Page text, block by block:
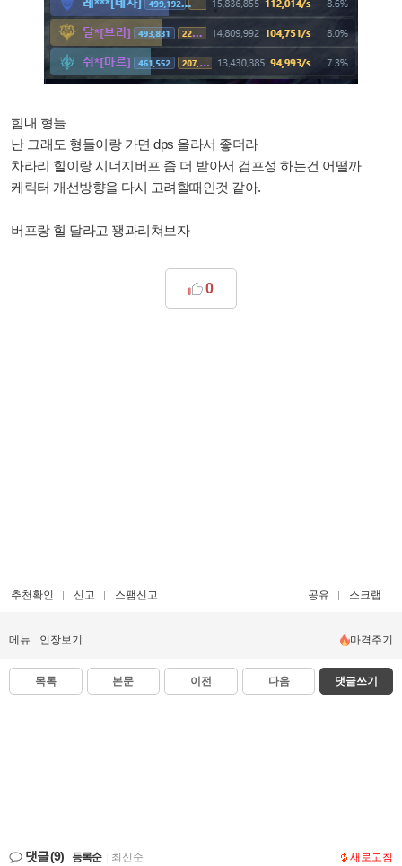
힘내 형들
난 그래도 형들이랑 가면 dps 올라서 좋더라
차라리 힐이랑 시너지버프 좀 더 받아서 검프성 하는건 어떨까
케릭터 개선방향을 다시 고려할때인것 같아.
버프랑 힐 달라고 꽹과리쳐보자
0
추천확인 신고 스팸신고 공유 스크랩
메뉴 인장보기 마격주기
목록 본문 이전 다음 댓글쓰기
댓글(9) 등록순 최신순 새로고침